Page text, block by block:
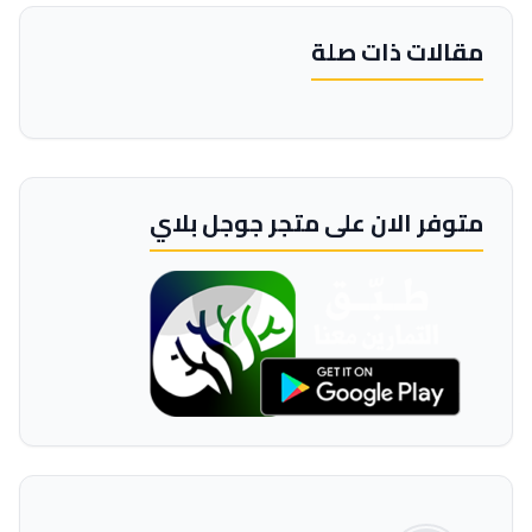
مقالات ذات صلة
متوفر الان على متجر جوجل بلاي